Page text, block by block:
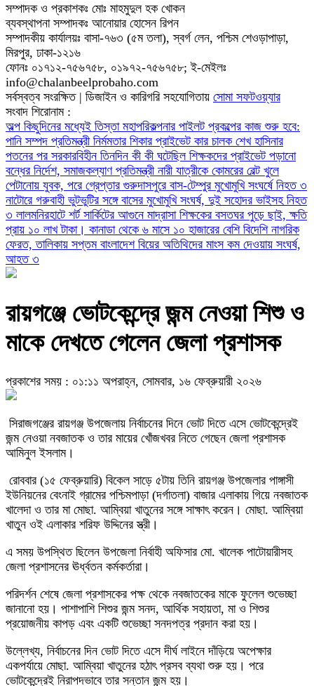
সম্পাদক ও প্রকাশকঃ মোঃ মাহমুদুল হক খোকন
ব্যবস্থাপনা সম্পাদকঃ আনোয়ার হোসেন রিপন
সম্পাদকীয় কার্যালয়ঃ বাসা-৭৬৩ (৫ম তলা), স্বর্গ লেন, পশ্চিম শেওড়াপাড়া,
মিরপুর, ঢাকা-১২১৬
ফোনঃ ০১৭১২-৭৫৬৭৫৮, ০১৯৭২-৭৫৬৭৫৮; ই-মেইলঃ
info@chalanbeelprobaho.com
সর্বস্বত্ব সংরক্ষিত | ডিজাইন ও কারিগরি সহযোগিতায় সোমা সফটওয়্যার
সংবাদ শিরোনাম :
অল্প কিছুদিনের মধ্যেই তিস্তা মহাপরিকল্পনার পাইলট প্রকল্পের কাজ শুরু হবে:
পানি সম্পদ প্রতিমন্ত্রী নির্মমতার শিকার প্রাইভেট কার চালক শেখ হাসিনার
পতনের পর সরকারবিহীন তিনদিন কী কী ঘটেছিল শিক্ষকদের প্রাইভেট পড়ানো
বন্ধের নির্দেশ, সমাজকল্যাণ প্রতিমন্ত্রী নারী যাত্রীকে কোমরের বেল্ট খুলে
পেটানোয় যুবক, পরে গ্রেপ্তার গুরুদাসপুরে বাস-টেম্পুর মুখোমুখি সংঘর্ষে নিহত ৩
নাটোরে গরুবাহী ভুটভুটির সঙ্গে বাসের মুখোমুখি সংঘর্ষ, দুই সহোদর ভাইসহ নিহত
৩ লালমনিরহাটে শর্ট সার্কিটের আগুনে মাদ্রাসা শিক্ষকের বসতঘর পুড়ে ছাই, ক্ষতি
প্রায় ১০ লাখ টাকা। কানাডা থেকে ৬ মাসে ১০ হাজারের বেশি বিদেশি নাগরিক
ফেরত, তালিকায় সপ্তম বাংলাদেশ বিয়ের অতিথিদের মাংস কম দেওয়ায় সংঘর্ষ,
আহত ৩
রায়গঞ্জে ভোটকেন্দ্রে জন্ম নেওয়া শিশু ও
মাকে দেখতে গেলেন জেলা প্রশাসক
প্রকাশের সময় : ০১:১১ অপরাহ্ন, সোমবার, ১৬ ফেব্রুয়ারী ২০২৬
সিরাজগঞ্জের রায়গঞ্জ উপজেলায় নির্বাচনের দিনে ভোট দিতে এসে ভোটকেন্দ্রেই
জন্ম নেওয়া নবজাতক ও তার মায়ের খোঁজখবর নিতে গেছেন জেলা প্রশাসক
আমিনুল ইসলাম।
রোববার (১৫ ফেব্রুয়ারি) বিকেল সাড়ে ৫টায় তিনি রায়গঞ্জ উপজেলার পাঙ্গাসী
ইউনিয়নের বেংনাই গ্রামের পশ্চিমপাড়া (দর্গাতলা) বাজার এলাকায় গিয়ে নবজাতক
খালেদা ও তার মা মোছা. আম্বিয়া খাতুনের সঙ্গে সাক্ষাৎ করেন। মোছা. আম্বিয়া
খাতুন ওই এলাকার শরিফ উদ্দিনের স্ত্রী।
এ সময় উপস্থিত ছিলেন উপজেলা নির্বাহী অফিসার মো. খালেক পাটোয়ারীসহ
জেলা প্রশাসনের ঊর্ধ্বতন কর্মকর্তারা।
পরিদর্শন শেষে জেলা প্রশাসকের পক্ষ থেকে নবজাতকের মাকে ফুলেল শুভেচ্ছা
জানানো হয়। পাশাপাশি শিশুর জন্ম সনদ, আর্থিক সহায়তা, মা ও শিশুর
প্রয়োজনীয় কাপড় এবং একটি শুভেচ্ছা সনদপত্র প্রদান করা হয়।
উল্লেখ্য, নির্বাচনের দিন ভোট দিতে এসে দীর্ঘ লাইনে দাঁড়িয়ে অপেক্ষার
একপর্যায়ে মোছা. আম্বিয়া খাতুনের হঠাৎ প্রসব ব্যথা শুরু হয়। পরে
ভোটকেন্দ্রেই নিরাপদভাবে তার সন্তান জন্ম হয়।